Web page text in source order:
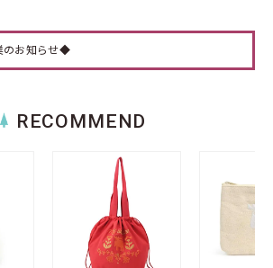
お知らせ◆
RECOMMEND